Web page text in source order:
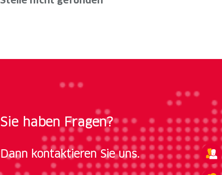
Sie haben Fragen?
Dann kontaktieren Sie uns.